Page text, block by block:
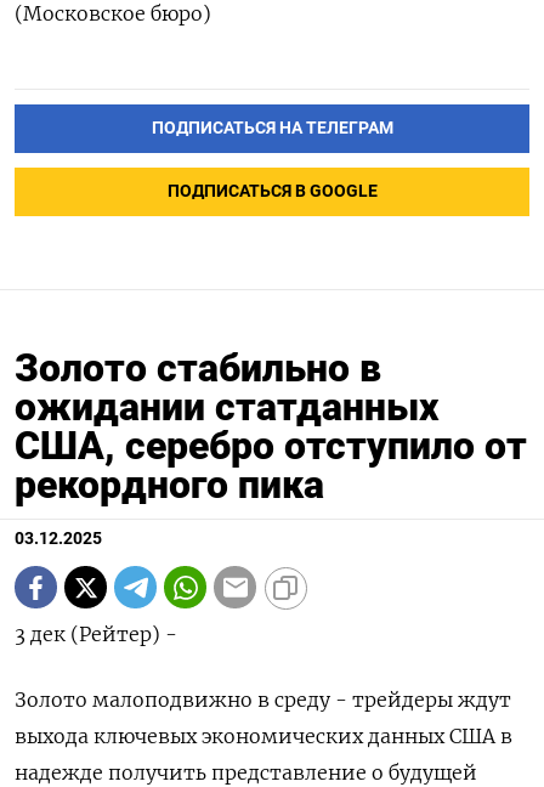
(Московское бюро)
ПОДПИСАТЬСЯ НА ТЕЛЕГРАМ
ПОДПИСАТЬСЯ В GOOGLE
Золото стабильно в
ожидании статданных
США, серебро отступило от
рекордного пика
03.12.2025
3 дек (Рейтер) -
Золото малоподвижно в среду - трейдеры ждут
выхода ключевых экономических данных США в
надежде получить представление о будущей